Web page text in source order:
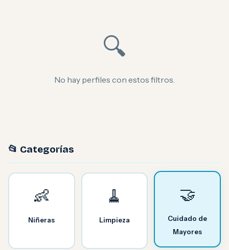
🔍
No hay perfiles con estos filtros.
📂 Categorías
👶
Niñeras
🧹
Limpieza
🤝
Cuidado de
Mayores